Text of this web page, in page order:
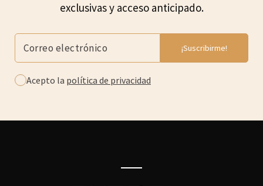
exclusivas y acceso anticipado.
Acepto la política de privacidad